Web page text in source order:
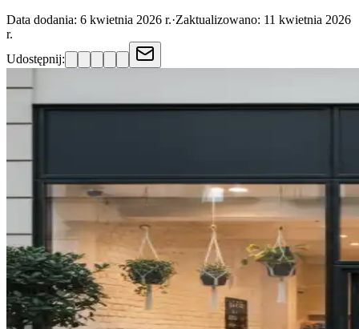
Data dodania: 6 kwietnia 2026 r.·Zaktualizowano: 11 kwietnia 2026
r.
Udostępnij: